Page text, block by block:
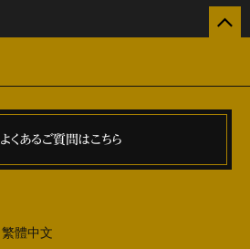
よくあるご質問はこちら
繁體中文